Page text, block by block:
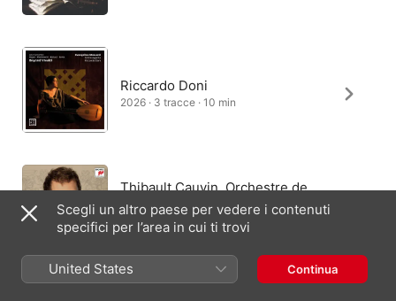
Riccardo Doni
2026 · 3 tracce · 10 min
Thibault Cauvin, Orchestre de
chambre de Paris, Julien
Masmondet
2016 · 3 tracce · 10 min
Scegli un altro paese per vedere i contenuti
specifici per l’area in cui ti trovi
United States Continua